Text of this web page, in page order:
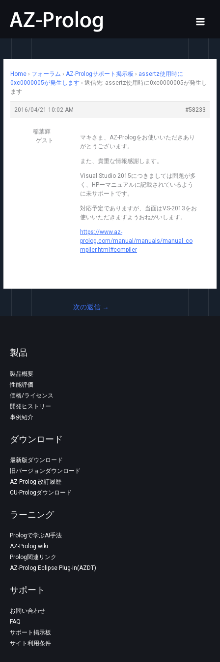
Home › フォーラム › AZ-Prologサポート掲示板 › assertz使用時に
0xc0000005が発生します › 返信先: assertz使用時に0xc0000005が発生し
ます
2016/04/21 10:02 AM #58233
稲葉輝
ゲスト
マキさま、AZ-Prologをお使いいただきあり
がとうございます。
また、貴重な情報感謝します。
Visual Studio 2015につきましては問題が多
く、HPーマニュアルに記載されているよう
に未サポートです。
対応予定でありますが、当面はVS-2013をお
使いいただきますようおねがいします。
https://www.az-
prolog.com/manual/manuals/manual_co
mpiler.html#compiler
次の返信 →
製品
製品概要
性能評価
価格/ライセンス
開発ヒストリー
事例紹介
ダウンロード
最新版ダウンロード
旧バージョンダウンロード
AZ-Prolog 改訂履歴
CU-Prologダウンロード
ラーニング
Prologで学ぶAI手法
AZ-Prolog wiki
Prolog関連リンク
AZ-Prolog Eclipse Plug-in(AZDT)
サポート
お問い合わせ
FAQ
サポート掲示板
サイト利用条件